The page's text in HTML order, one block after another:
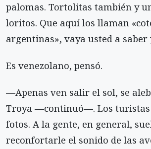
palomas. Tortolitas también y
loritos. Que aquí los llaman
argentinas», vaya usted a saber
Es venezolano, pensó.
—Apenas ven salir el sol, se
Troya —continuó—. Los turistas
fotos. A la gente, en general,
reconfortarle el sonido de las